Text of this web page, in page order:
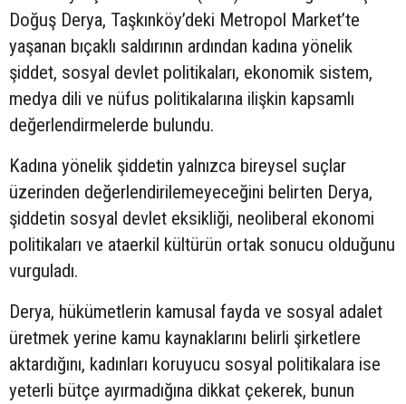
Doğuş Derya, Taşkınköy’deki Metropol Market’te
yaşanan bıçaklı saldırının ardından kadına yönelik
şiddet, sosyal devlet politikaları, ekonomik sistem,
medya dili ve nüfus politikalarına ilişkin kapsamlı
değerlendirmelerde bulundu.
Kadına yönelik şiddetin yalnızca bireysel suçlar
üzerinden değerlendirilemeyeceğini belirten Derya,
şiddetin sosyal devlet eksikliği, neoliberal ekonomi
politikaları ve ataerkil kültürün ortak sonucu olduğunu
vurguladı.
Derya, hükümetlerin kamusal fayda ve sosyal adalet
üretmek yerine kamu kaynaklarını belirli şirketlere
aktardığını, kadınları koruyucu sosyal politikalara ise
yeterli bütçe ayırmadığına dikkat çekerek, bunun